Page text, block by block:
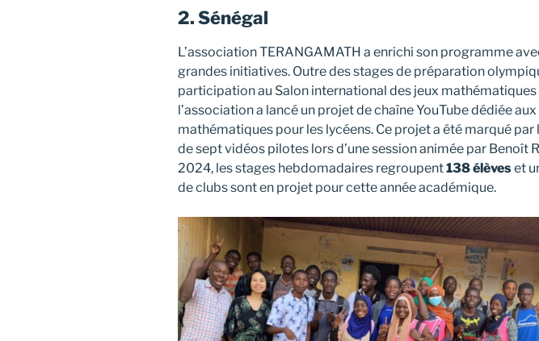
2. Sénégal
L’association TERANGAMATH a enrichi son programme
grandes initiatives. Outre des stages de préparation
participation au Salon international des jeux mathématiques
l’association a lancé un projet de chaîne YouTube dédiée aux
mathématiques pour les lycéens. Ce projet a été marqué par
de sept vidéos pilotes lors d’une session animée par Benoît
2024, les stages hebdomadaires regroupent138 élèveset
de clubs sont en projet pour cette année académique.